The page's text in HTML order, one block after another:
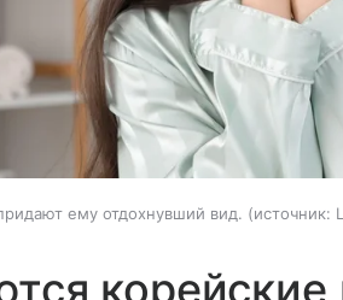
ему отдохнувший вид. источник:
корейские